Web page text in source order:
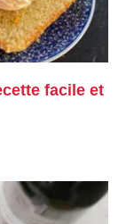
facile et